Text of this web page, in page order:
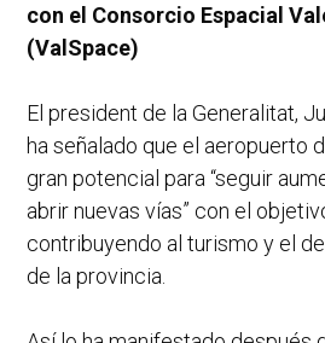
con el Consorcio Espacial
(ValSpace)
El president de la Generalitat,
ha señalado que el aeropuerto
gran potencial para “seguir
abrir nuevas vías” con el
contribuyendo al turismo y el
de la provincia.